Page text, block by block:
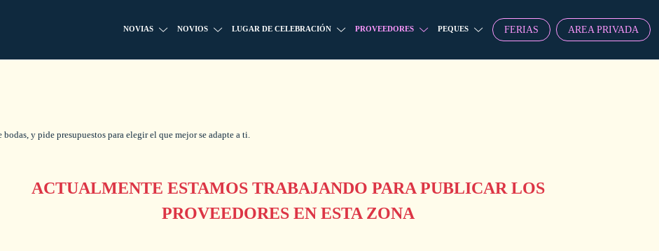
NOVIAS NOVIOS LUGAR DE CELEBRACIÓN PROVEEDORES PEQUES FERIAS AREA PRIVADA
y pide presupuestos para elegir el que mejor se adapte a ti.
ACTUALMENTE ESTAMOS TRABAJANDO PARA PUBLICAR LOS
PROVEEDORES EN ESTA ZONA